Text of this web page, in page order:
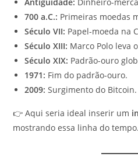
700 a.C.: Primeiras moedas
Século VII: Papel-moeda na
Século XIII: Marco Polo leva
Século XIX: Padrão-ouro
1971: Fim do padrão-ouro.
2009: Surgimento do Bitcoin.
👉 Aqui seria ideal inserir um
mostrando essa linha do tempo.